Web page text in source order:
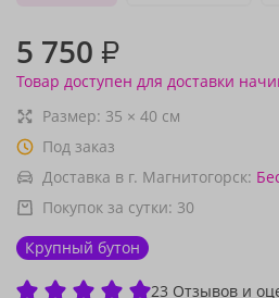
5 750 ₽
Товар доступен для доставки
Размер: 35 × 40 см
Под заказ
Доставка в г. Магнитогорск:
Покупок за сутки: 30
Крупный бутон
23 Отзывов и